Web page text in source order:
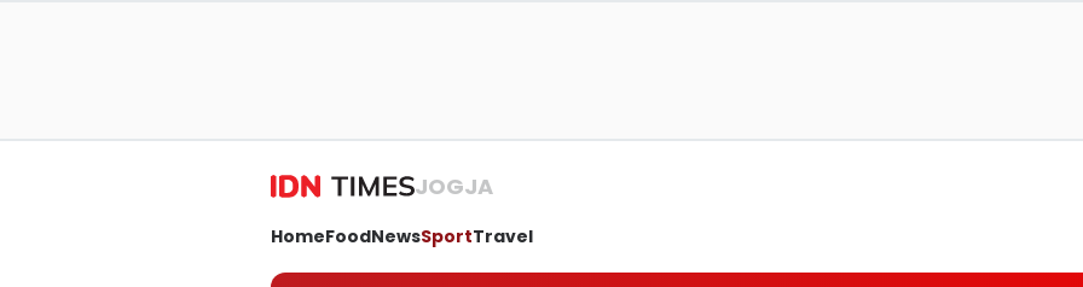
JOGJA
HomeFoodNewsSportTravel